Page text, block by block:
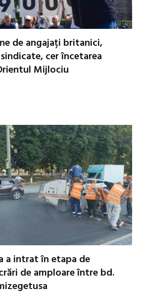
de angajați britanici,
cer încetarea
Mijlociu
a intrat în etapa de
de amploare între bd.